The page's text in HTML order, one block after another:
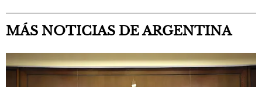
MÁS NOTICIAS DE ARGENTINA